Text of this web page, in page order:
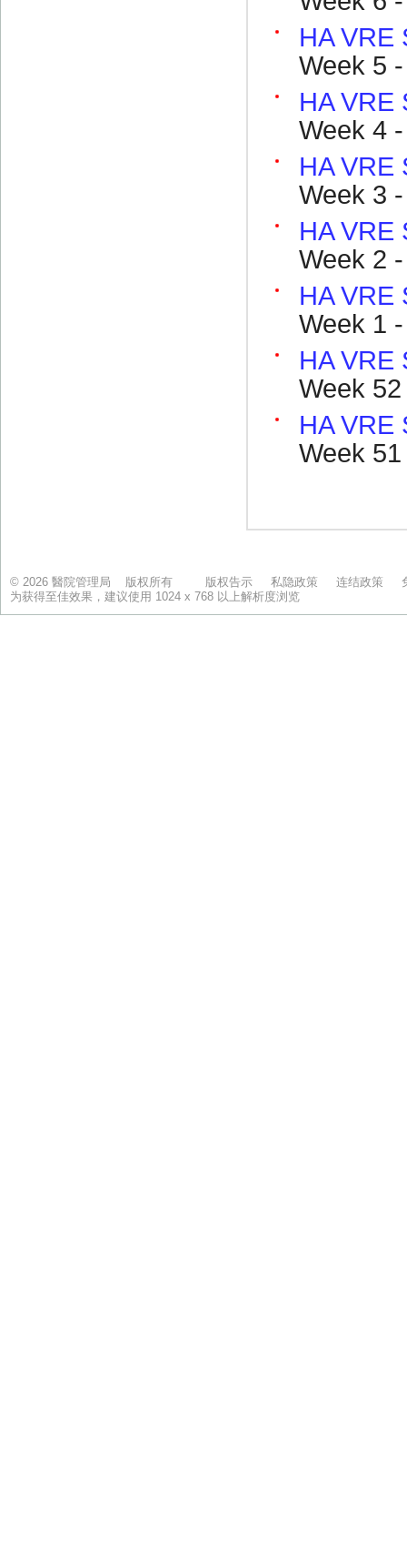
© 2026 醫院管理局 版权所有 版权告示 私隐政策 连结政策
为获得至佳效果，建议使用 1024 x 768 以上解析度浏览